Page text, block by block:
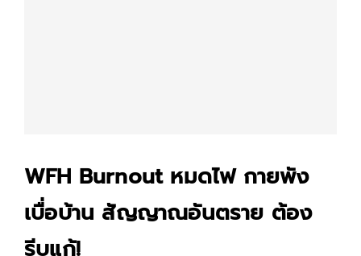
WFH Burnout หมดไฟ กายพัง
เบื่อบ้าน สัญญาณอันตราย ต้อง
รีบแก้!